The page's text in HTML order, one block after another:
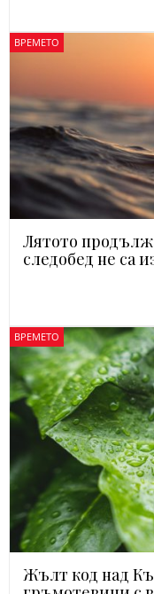
ВРЕМЕТО
Лятото
следобед не са
ВРЕМЕТО
Жълт код над